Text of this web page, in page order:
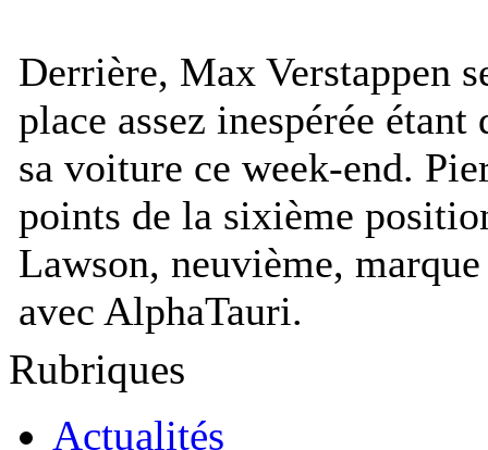
Derrière, Max Verstappen
place assez inespérée
sa voiture ce week-end.
points de la sixième
Lawson, neuvième,
avec AlphaTauri.
Rubriques
Actualités